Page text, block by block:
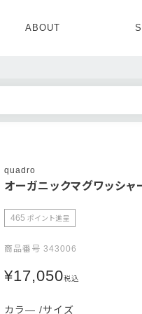
OUTER
OUTER
ABOUT
quadro
オーガニックマグワッシャ
465 ポイント進呈
商品番号 343006
¥17,050税込
カラ―
サイズ